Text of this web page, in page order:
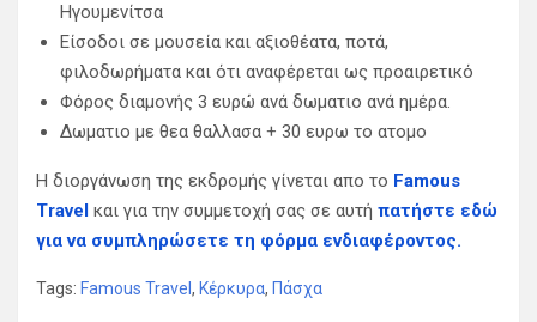
Ηγουμενίτσα
Είσοδοι σε μουσεία και αξιοθέατα, ποτά,
φιλοδωρήματα και ότι αναφέρεται ως προαιρετικό
Φόρος διαμονής 3 ευρώ ανά δωματιο ανά ημέρα.
Δωματιο με θεα θαλλασα + 30 ευρω το ατομο
Η διοργάνωση της εκδρομής γίνεται απο το Famous
Travel και για την συμμετοχή σας σε αυτή πατήστε εδώ
για να συμπληρώσετε τη φόρμα ενδιαφέροντος.
Tags: Famous Travel , Κέρκυρα, Πάσχα